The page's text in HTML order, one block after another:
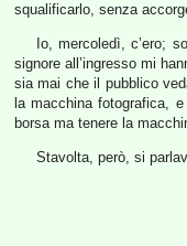
squalificarlo, senza
Io, mercoledì, c’ero;
signore all’ingresso mi
sia mai che il pubblico
la macchina fotografica,
borsa ma tenere la
Stavolta, però, si